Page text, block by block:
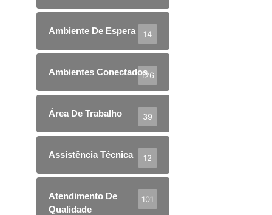
Ambiente De Espera 14
Ambientes Conectados126
Área De Trabalho 39
Assistência Técnica 12
Atendimento De
Qualidade
101